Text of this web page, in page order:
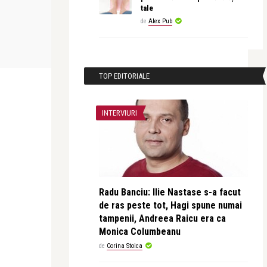
tale
de Alex Pub
TOP EDITORIALE
INTERVIURI
Radu Banciu: Ilie Nastase s-a facut
de ras peste tot, Hagi spune numai
tampenii, Andreea Raicu era ca
Monica Columbeanu
de Corina Stoica